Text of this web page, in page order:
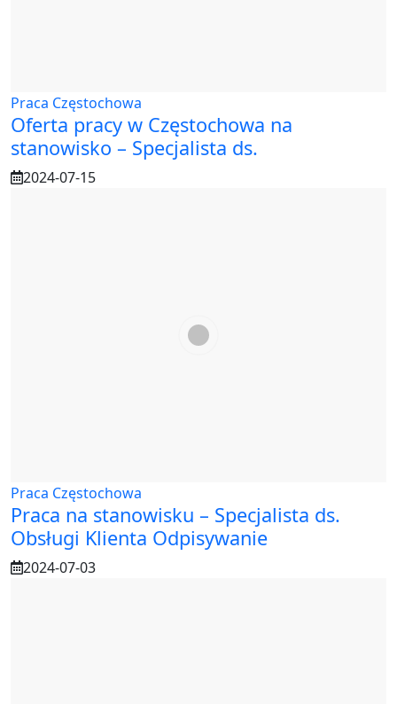
Praca Częstochowa
Oferta pracy w Częstochowa na
stanowisko – Specjalista ds.
2024-07-15
Praca Częstochowa
Praca na stanowisku – Specjalista ds.
Obsługi Klienta Odpisywanie
2024-07-03